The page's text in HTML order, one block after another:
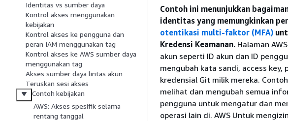
Identitas vs sumber daya
Kontrol akses menggunakan
kebijakan
Kontrol akses ke pengguna dan
peran IAM menggunakan tag
Kontrol akses ke AWS sumber daya
menggunakan tag
Akses sumber daya lintas akun
Teruskan sesi akses
Contoh kebijakan
AWS: Akses spesifik selama
rentang tanggal
Contoh ini menunjukkan
identitas yang memungkinkan
otentikasi multi-faktor (MFA)
Kredensi Keamanan. Halaman
akun seperti ID akun dan ID
mengubah kata sandi, access key,
kredensial Git milik mereka.
melihat dan mengubah semua
pengguna untuk mengatur dan
operasi lain di. AWS Untuk